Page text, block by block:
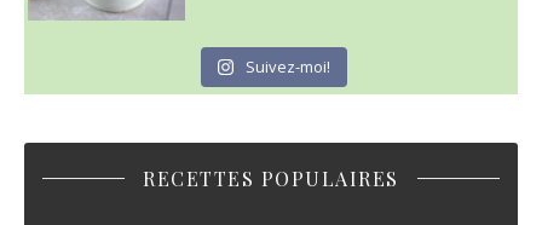
Suivez-moi!
RECETTES POPULAIRES